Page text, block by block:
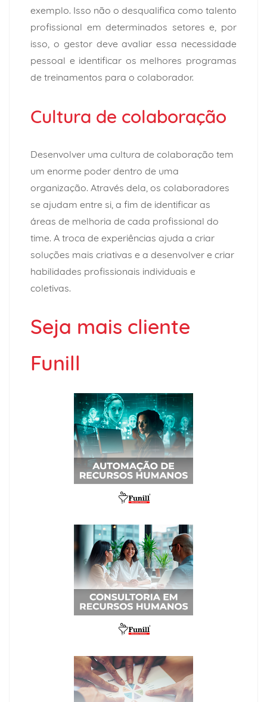
exemplo. Isso não o desqualifica como talento
profissional em determinados setores e, por
isso, o gestor deve avaliar essa necessidade
pessoal e identificar os melhores programas
de treinamentos para o colaborador.
Cultura de colaboração
Desenvolver uma cultura de colaboração tem
um enorme poder dentro de uma
organização. Através dela, os colaboradores
se ajudam entre si, a fim de identificar as
áreas de melhoria de cada profissional do
time. A troca de experiências ajuda a criar
soluções mais criativas e a desenvolver e criar
habilidades profissionais individuais e
coletivas.
Seja mais cliente
Funill